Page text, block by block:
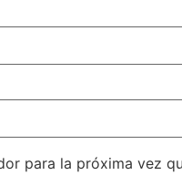
para la próxima vez